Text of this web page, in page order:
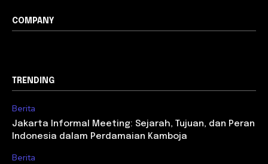
COMPANY
TRENDING
Berita
Jakarta Informal Meeting: Sejarah, Tujuan, dan Peran
Indonesia dalam Perdamaian Kamboja
Berita